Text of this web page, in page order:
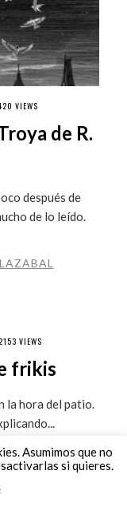
VIEWS
de R.
después de
de lo leído.
VIEWS
frikis
la hora del patio.
Asumimos que no
si quieres.